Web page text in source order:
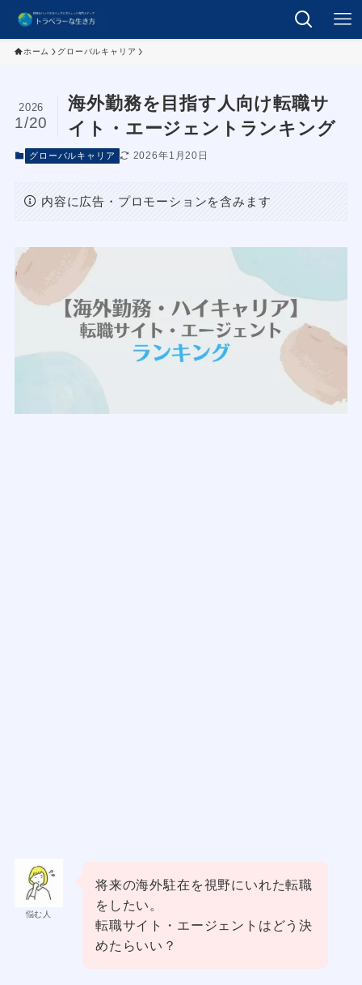
ホーム グローバルキャリア
海外勤務を目指す人向け転職サ
イト・エージェントランキング
2026
1/20
グローバルキャリア 2026年1月20日
内容に広告・プロモーションを含みます
悩む人
将来の海外駐在を視野にいれた転職
をしたい。
転職サイト・エージェントはどう決
めたらいい？